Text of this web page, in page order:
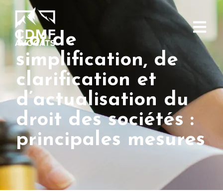
Loi de
simplification, de
clarification et
d’actualisation du
droit des sociétés :
principales mesures